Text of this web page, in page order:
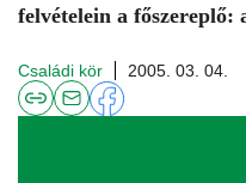
felvételein a főszereplő:
Családi kör 2005. 03. 04.